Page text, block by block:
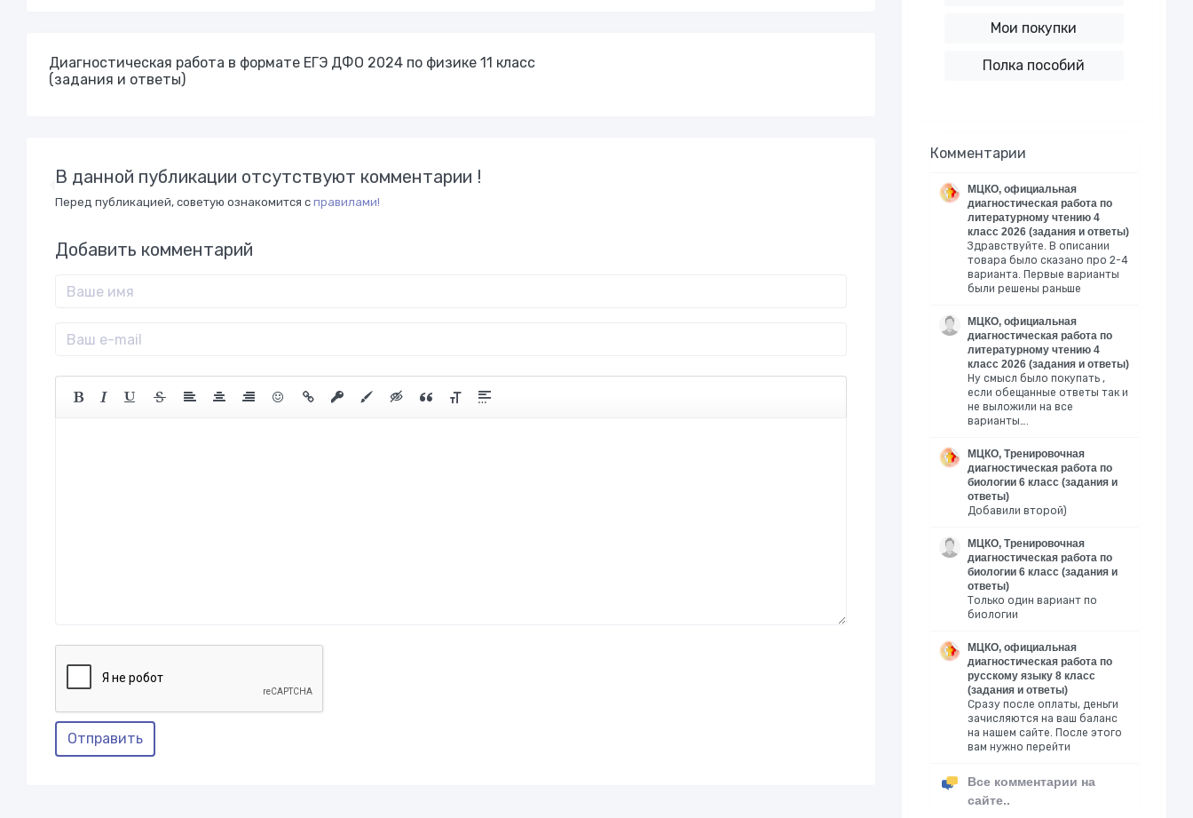
Диагностическая работа в формате ЕГЭ ДФО 2024 по физике 11 класс
(задания и ответы)
В данной публикации отсутствуют комментарии !
Перед публикацией, советую ознакомится с правилами!
Добавить комментарий
Отправить
Мои покупки
Полка пособий
Комментарии
МЦКО, официальная
диагностическая работа по
литературному чтению 4
класс 2026 (задания и ответы)
Здравствуйте. В описании
товара было сказано про 2-4
варианта. Первые варианты
были решены раньше
МЦКО, официальная
диагностическая работа по
литературному чтению 4
класс 2026 (задания и ответы)
Ну смысл было покупать ,
если обещанные ответы так и
не выложили на все
варианты….
МЦКО, Тренировочная
диагностическая работа по
биологии 6 класс (задания и
ответы)
Добавили второй)
МЦКО, Тренировочная
диагностическая работа по
биологии 6 класс (задания и
ответы)
Только один вариант по
биологии
МЦКО, официальная
диагностическая работа по
русскому языку 8 класс
(задания и ответы)
Сразу после оплаты, деньги
зачисляются на ваш баланс
на нашем сайте. После этого
вам нужно перейти
Все комментарии на
сайте..